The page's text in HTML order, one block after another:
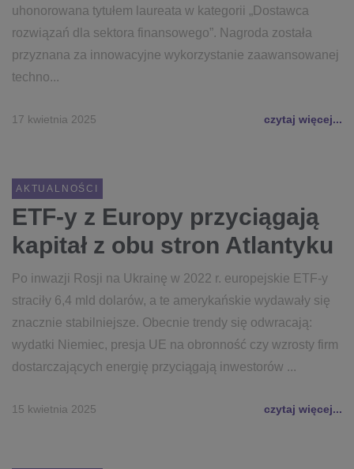
uhonorowana tytułem laureata w kategorii „Dostawca
rozwiązań dla sektora finansowego”. Nagroda została
przyznana za innowacyjne wykorzystanie zaawansowanej
techno...
17 kwietnia 2025 czytaj więcej...
AKTUALNOŚCI
ETF-y z Europy przyciągają
kapitał z obu stron Atlantyku
Po inwazji Rosji na Ukrainę w 2022 r. europejskie ETF-y
straciły 6,4 mld dolarów, a te amerykańskie wydawały się
znacznie stabilniejsze. Obecnie trendy się odwracają:
wydatki Niemiec, presja UE na obronność czy wzrosty firm
dostarczających energię przyciągają inwestorów ...
15 kwietnia 2025 czytaj więcej...